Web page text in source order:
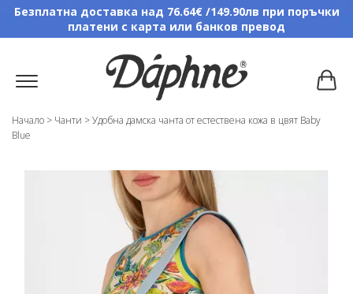
Безплатна доставка над 76.64€ /149.90лв при поръчки
платени с карта или банков превод
Начало > Чанти >Удобна дамска чанта от естествена кожа в цвят Baby
Blue